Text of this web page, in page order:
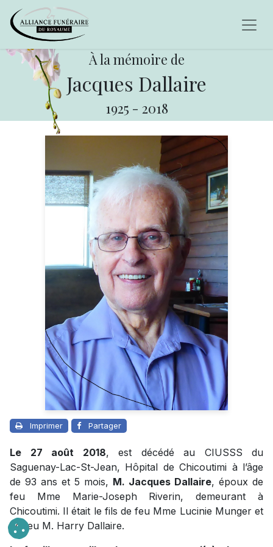
À la mémoire de
Jacques Dallaire
1925 - 2018
Imprimer Partager
Le 27 août 2018, est décédé au CIUSSS du
Saguenay-Lac-St-Jean, Hôpital de Chicoutimi à l’âge
de 93 ans et 5 mois, M. Jacques Dallaire, époux de
feu Mme Marie-Joseph Riverin, demeurant à
Chicoutimi. Il était le fils de feu Mme Lucinie Munger et
de feu M. Harry Dallaire.